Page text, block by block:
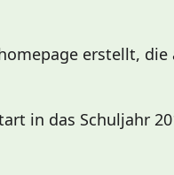
erstellt, die
in das Schuljahr